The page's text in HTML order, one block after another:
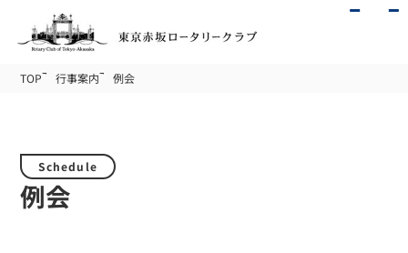
TOP 行事案内 例会
Schedule
例会